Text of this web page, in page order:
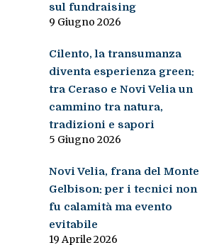
sul fundraising
9 Giugno 2026
Cilento, la transumanza
diventa esperienza green:
tra Ceraso e Novi Velia un
cammino tra natura,
tradizioni e sapori
5 Giugno 2026
Novi Velia, frana del Monte
Gelbison: per i tecnici non
fu calamità ma evento
evitabile
19 Aprile 2026